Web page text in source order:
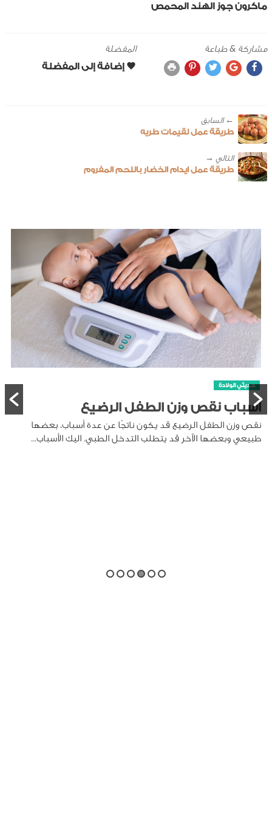
ماكرون جوز الهند المحمص
مشاركة & طباعة المفضلة
← ‎السابق
طريقة عمل لقيمات طريه
طريقة عمل ايدام الخضار باللحم المفروم
حديثي الولادة
أسباب نقص وزن الطفل الرضيع
نقص وزن الطفل الرضيع قد يكون ناتجًا عن عدة أسباب، بعضها
طبيعي وبعضها الآخر قد يتطلب التدخل الطبي. اليك الأسباب...